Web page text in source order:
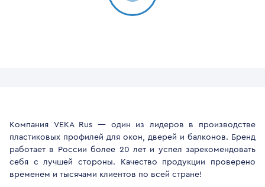
Компания VEKA Rus — один из лидеров в производстве
пластиковых профилей для окон, дверей и балконов. Бренд
работает в России более 20 лет и успел зарекомендовать
себя с лучшей стороны. Качество продукции проверено
временем и тысячами клиентов по всей стране!